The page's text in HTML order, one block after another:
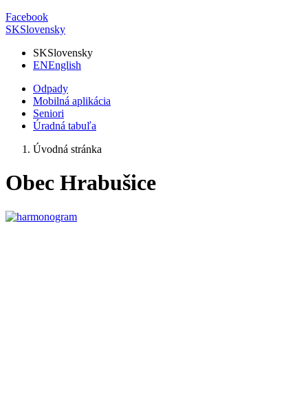
Facebook
SKSlovensky
SKSlovensky
ENEnglish
Odpady
Mobilná aplikácia
Seniori
Úradná tabuľa
Úvodná stránka
Obec Hrabušice